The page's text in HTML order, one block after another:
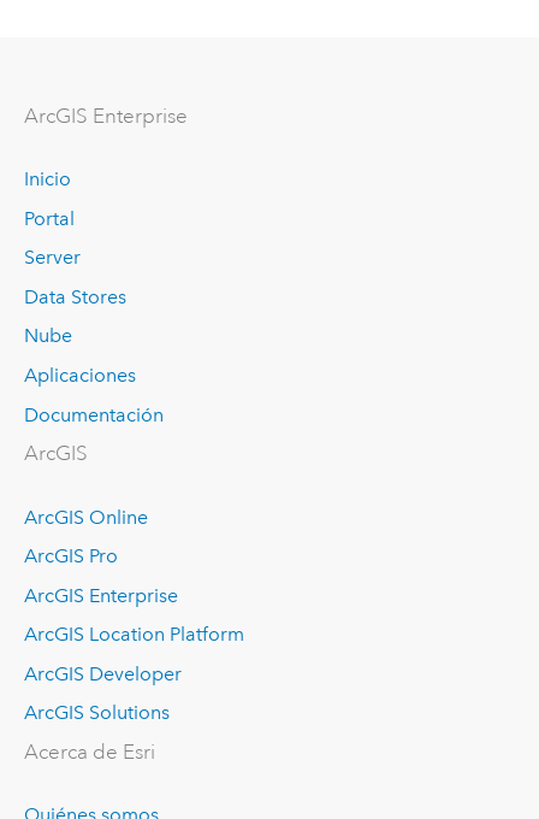
ArcGIS Enterprise
Inicio
Portal
Server
Data Stores
Nube
Aplicaciones
Documentación
ArcGIS
ArcGIS Online
ArcGIS Pro
ArcGIS Enterprise
ArcGIS Location Platform
ArcGIS Developer
ArcGIS Solutions
Acerca de Esri